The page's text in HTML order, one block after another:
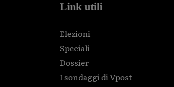
Link utili
Elezioni
Speciali
Dossier
I sondaggi di Vpost